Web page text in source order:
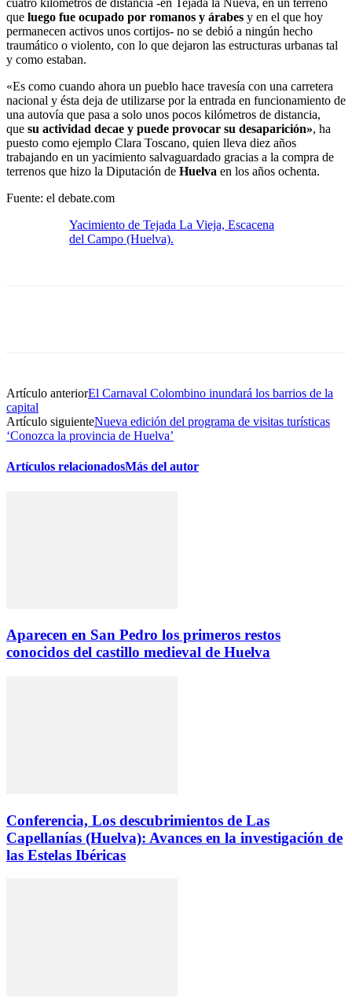
cuatro kilómetros de distancia -en Tejada la Nueva, en un terreno
que luego fue ocupado por romanos y árabes y en el que hoy
permanecen activos unos cortijos- no se debió a ningún hecho
traumático o violento, con lo que dejaron las estructuras urbanas tal
y como estaban.
«Es como cuando ahora un pueblo hace travesía con una carretera
nacional y ésta deja de utilizarse por la entrada en funcionamiento de
una autovía que pasa a solo unos pocos kilómetros de distancia,
que su actividad decae y puede provocar su desaparición», ha
puesto como ejemplo Clara Toscano, quien lleva diez años
trabajando en un yacimiento salvaguardado gracias a la compra de
terrenos que hizo la Diputación de Huelva en los años ochenta.
Fuente: el debate.com
Yacimiento de Tejada La Vieja, Escacena
del Campo (Huelva).
Artículo anteriorEl Carnaval Colombino inundará los barrios de la
capital
Artículo siguienteNueva edición del programa de visitas turísticas
‘Conozca la provincia de Huelva’
Artículos relacionadosMás del autor
Aparecen en San Pedro los primeros restos
conocidos del castillo medieval de Huelva
Conferencia, Los descubrimientos de Las
Capellanías (Huelva): Avances en la investigación de
las Estelas Ibéricas